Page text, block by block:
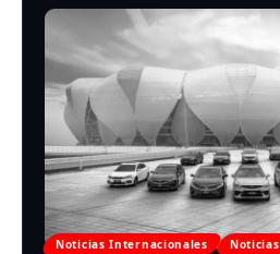
Noticias Internacionales Noticias